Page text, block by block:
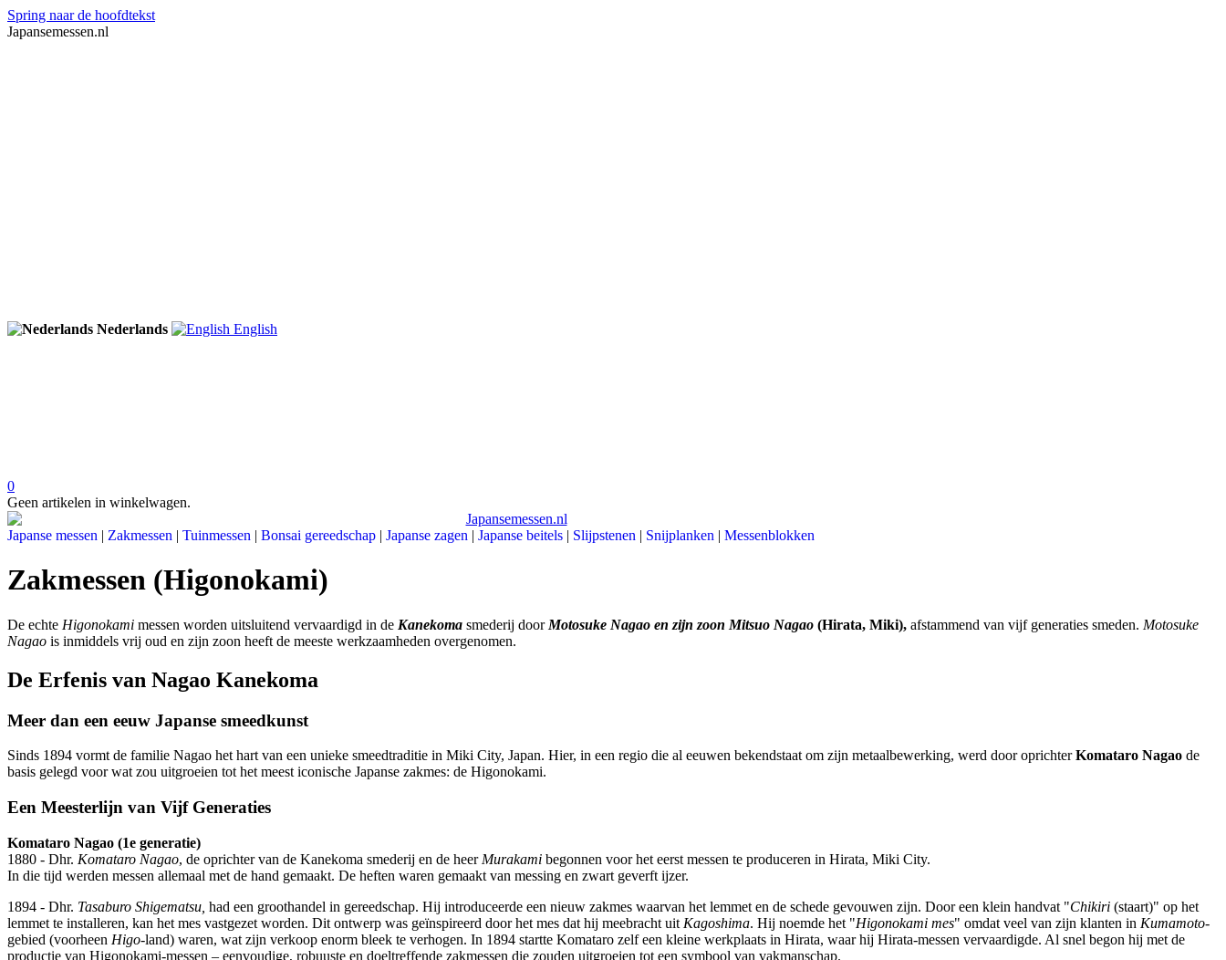
Spring naar de hoofdtekst
Japansemessen.nl
Nederlands English
0
Geen artikelen in winkelwagen.
Japanse messen | Zakmessen | Tuinmessen | Bonsai gereedschap | Japanse zagen | Japanse beitels | Slijpstenen | Snijplanken | Messenblokken
Zakmessen (Higonokami)
De echte Higonokami messen worden uitsluitend vervaardigd in de Kanekoma smederij door Motosuke Nagao en zijn zoon Mitsuo Nagao (Hirata, Miki), afstammend van vijf generaties smeden. Motosuke
Nagao is inmiddels vrij oud en zijn zoon heeft de meeste werkzaamheden overgenomen.
De Erfenis van Nagao Kanekoma
Meer dan een eeuw Japanse smeedkunst
Sinds 1894 vormt de familie Nagao het hart van een unieke smeedtraditie in Miki City, Japan. Hier, in een regio die al eeuwen bekendstaat om zijn metaalbewerking, werd door oprichterKomataro Nagao de
basis gelegd voor wat zou uitgroeien tot het meest iconische Japanse zakmes: de Higonokami.
Een Meesterlijn van Vijf Generaties
Komataro Nagao (1e generatie)
1880 - Dhr. Komataro Nagao, de oprichter van de Kanekoma smederij en de heer Murakami begonnen voor het eerst messen te produceren in Hirata, Miki City.
In die tijd werden messen allemaal met de hand gemaakt. De heften waren gemaakt van messing en zwart geverft ijzer.
1894 - Dhr. Tasaburo Shigematsu, had een groothandel in gereedschap. Hij introduceerde een nieuw zakmes waarvan het lemmet en de schede gevouwen zijn. Door een klein handvat "Chikiri (staart)" op het
lemmet te installeren, kan het mes vastgezet worden. Dit ontwerp was geïnspireerd door het mes dat hij meebracht uit Kagoshima. Hij noemde het "Higonokami mes" omdat veel van zijn klanten in Kumamoto-
gebied (voorheen Higo-land) waren, wat zijn verkoop enorm bleek te verhogen. In 1894 startte Komataro zelf een kleine werkplaats in Hirata, waar hij Hirata-messen vervaardigde. Al snel begon hij met de
productie van Higonokami-messen – eenvoudige, robuuste en doeltreffende zakmessen die zouden uitgroeien tot een symbool van vakmanschap.